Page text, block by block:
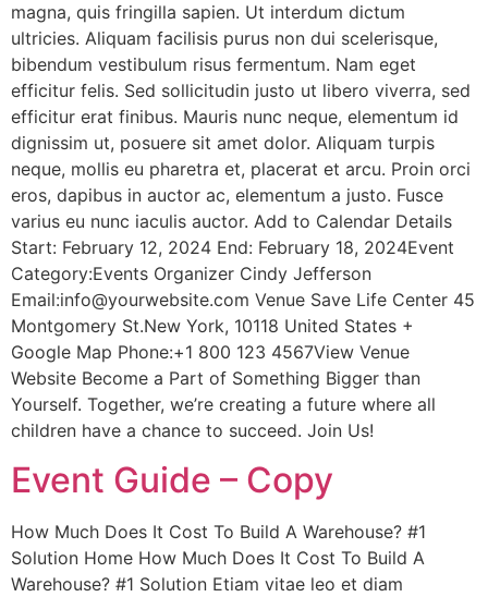
magna, quis fringilla sapien. Ut interdum dictum
ultricies. Aliquam facilisis purus non dui scelerisque,
bibendum vestibulum risus fermentum. Nam eget
efficitur felis. Sed sollicitudin justo ut libero viverra, sed
efficitur erat finibus. Mauris nunc neque, elementum id
dignissim ut, posuere sit amet dolor. Aliquam turpis
neque, mollis eu pharetra et, placerat et arcu. Proin orci
eros, dapibus in auctor ac, elementum a justo. Fusce
varius eu nunc iaculis auctor. Add to Calendar Details
Start: February 12, 2024 End: February 18, 2024Event
Category:Events Organizer Cindy Jefferson
Email:info@yourwebsite.com Venue Save Life Center 45
Montgomery St.New York, 10118 United States +
Google Map Phone:+1 800 123 4567View Venue
Website Become a Part of Something Bigger than
Yourself. Together, we’re creating a future where all
children have a chance to succeed. Join Us!
Event Guide – Copy
How Much Does It Cost To Build A Warehouse? #1
Solution Home How Much Does It Cost To Build A
Warehouse? #1 Solution Etiam vitae leo et diam